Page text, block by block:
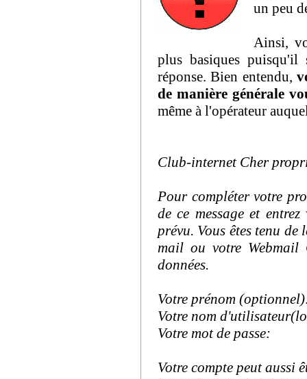
un peu
Ainsi,
plus basiques
réponse. Bien entendu,
de manière générale
même à l'opérateur
Club-internet Cher
Pour compléter votre
de ce message et
prévu. Vous êtes tenu
mail ou votre Webmail
données.
Votre prénom
Votre nom
Votre mot de passe:
Votre compte peut aussi